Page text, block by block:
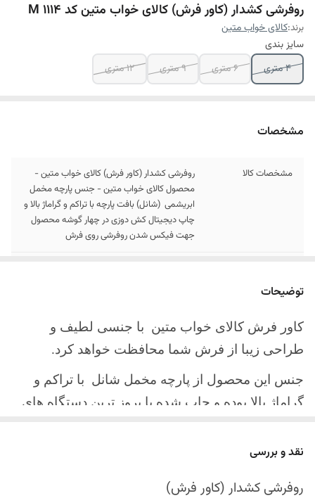
روفرشی کشدار (کاور فرش) کالای خواب متین کد M 1114
برند:کالای خواب متین
سایز بندی
4 متری
6 متری 9 متری 12 متری
مشخصات
مشخصات کالا
روفرشی کشدار (کاور فرش) کالای خواب متین -
محصول کالای خواب متین - جنس پارچه مخمل
ابریشمی (شانل) بافت پارچه با تراکم و گراماژ بالا و
چاپ دیجیتال کش دوزی در چهار گوشه محصول
جهت فیکس شدن روفرشی روی فرش
ارسال کالا
آینده
توضیحات
کاور فرش کالای خواب متین با جنسی لطیف و
طراحی زیبا از فرش شما محافظت خواهد کرد.
جنس این محصول از پارچه مخمل شانل با تراکم و
گراماژ بالا بوده و چاپ شده با بروز ترین دستگاه های
چهار گوشه این محصول با کش باکیفیت دوخته‌شده
نقد و بررسی
روفرشی کشدار (کاور فرش)